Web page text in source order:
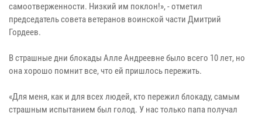
самоотверженности. Низкий им поклон!», - отметил
председатель совета ветеранов воинской части Дмитрий
Гордеев.
В страшные дни блокады Алле Андреевне было всего 10 лет, но
она хорошо помнит все, что ей пришлось пережить.
«Для меня, как и для всех людей, кто пережил блокаду, самым
страшным испытанием был голод. У нас только папа получал